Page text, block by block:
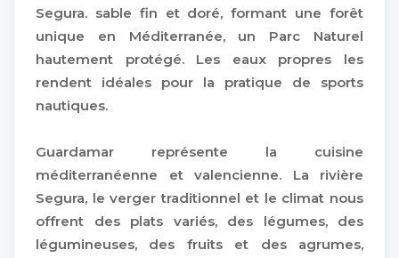
Segura. sable fin et doré, formant une forêt
unique en Méditerranée, un Parc Naturel
hautement protégé. Les eaux propres les
rendent idéales pour la pratique de sports
nautiques.
Guardamar représente la cuisine
méditerranéenne et valencienne. La rivière
Segura, le verger traditionnel et le climat nous
offrent des plats variés, des légumes, des
légumineuses, des fruits et des agrumes,